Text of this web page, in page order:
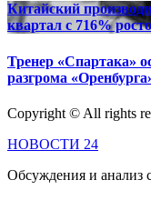
Китайский
квартал с 716%
Тренер «Спартака»
разгрома
Copyright © All rights
НОВОСТИ 24
Обсуждения и анализ